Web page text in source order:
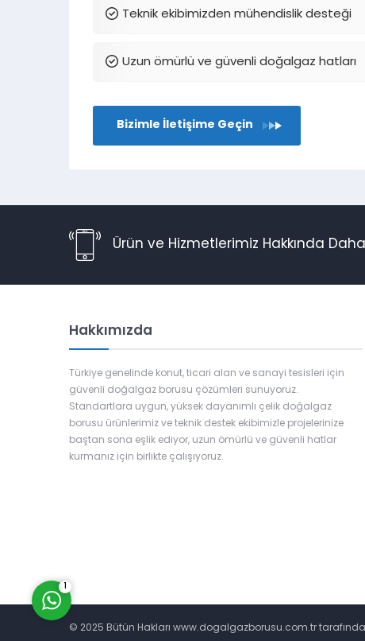
Teknik ekibimizden mühendislik desteği
Uzun ömürlü ve güvenli doğalgaz hatları
Bizimle İletişime Geçin
Ürün ve Hizmetlerimiz Hakkında
Hakkımızda
Türkiye genelinde konut, ticari alan ve sanayi tesisleri için
güvenli doğalgaz borusu çözümleri sunuyoruz.
Standartlara uygun, yüksek dayanımlı çelik doğalgaz
borusu ürünlerimiz ve teknik destek ekibimizle projelerinize
baştan sona eşlik ediyor, uzun ömürlü ve güvenli hatlar
kurmanız için birlikte çalışıyoruz.
© 2025 Bütün Hakları www.dogalgazborusu.com.tr
Pera Çelik